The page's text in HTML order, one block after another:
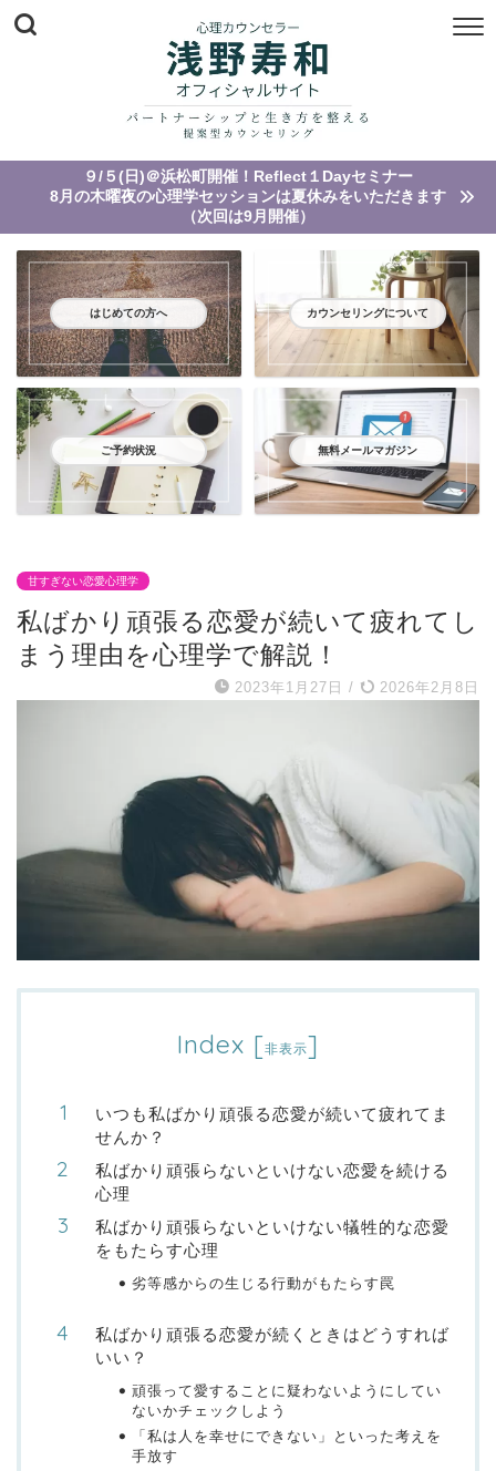
９/５(日)＠浜松町開催！Reflect１Dayセミナー
8月の木曜夜の心理学セッションは夏休みをいただきます
（次回は9月開催）
はじめての方へ カウンセリングについて
ご予約状況 無料メールマガジン
甘すぎない恋愛心理学
私ばかり頑張る恋愛が続いて疲れてし
まう理由を心理学で解説！
2023年1月27日 / 2026年2月8日
Index [非表示]
いつも私ばかり頑張る恋愛が続いて疲れてま
せんか？
私ばかり頑張らないといけない恋愛を続ける
心理
私ばかり頑張らないといけない犠牲的な恋愛
をもたらす心理
劣等感からの生じる行動がもたらす罠
私ばかり頑張る恋愛が続くときはどうすれば
いい？
頑張って愛することに疑わないようにしてい
ないかチェックしよう
「私は人を幸せにできない」といった考えを
手放す